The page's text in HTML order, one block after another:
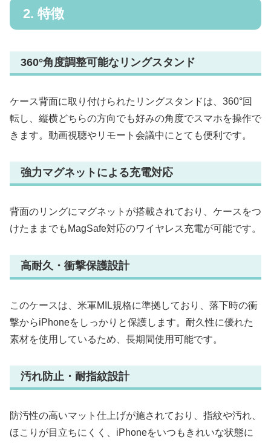
2. 特徴
360°角度調整可能なリングスタンド
ケース背面に取り付けられたリングスタンドは、360°回
転し、縦横どちらの方向でも好みの角度でスマホを操作で
きます。動画視聴やリモート会議中にとても便利です。
強力マグネットによる充電対応
背面のリングにマグネットが搭載されており、ケースをつ
けたままでもMagSafe対応のワイヤレス充電が可能です。
高耐久・衝撃保護設計
このケースは、米軍MIL規格に準拠しており、落下時の衝
撃からiPhoneをしっかりと保護します。耐久性に優れた
素材を使用しているため、長期間使用可能です。
汚れ防止・耐指紋設計
防汚性の高いマット仕上げが施されており、指紋や汚れ、
ほこりが目立ちにくく、iPhoneをいつもきれいな状態に